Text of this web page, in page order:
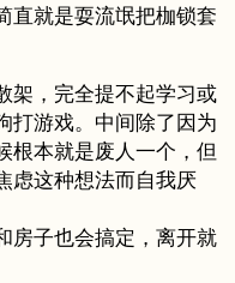
直就是耍流氓把枷锁套
架，完全提不起学习或
打游戏。中间除了因为
根本就是废人一个，但
虑这种想法而自我厌
房子也会搞定，离开就